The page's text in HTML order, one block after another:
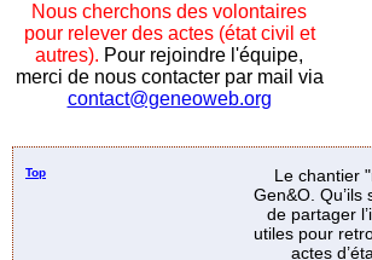
Nous cherchons des volontaires
pour relever des actes (état civil et
autres). Pour rejoindre l'équipe,
merci de nous contacter par mail via
contact@geneoweb.org
Top
Le chantier
Gen&O.
de partager
utiles pour
actes